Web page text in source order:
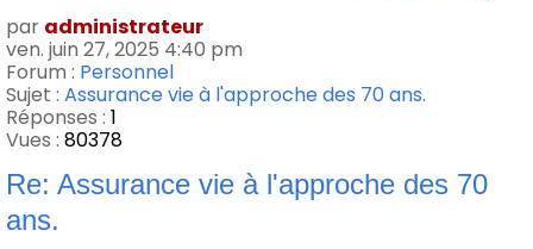
par administrateur
ven. juin 27, 2025 4:40 pm
Forum : Personnel
Sujet : Assurance vie à l'approche des 70 ans.
Réponses : 1
Vues : 80378
Re: Assurance vie à l'approche des 70
ans.